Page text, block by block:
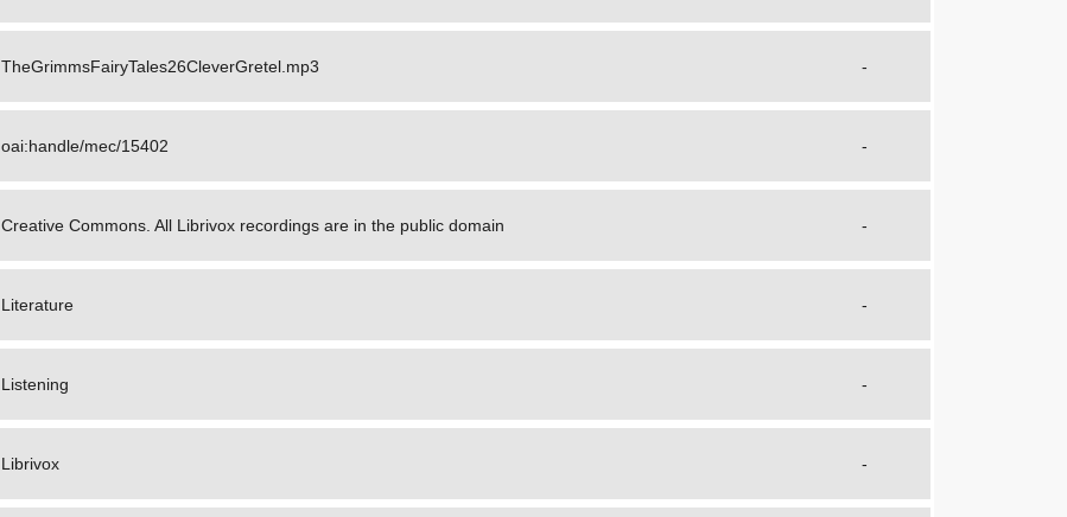
TheGrimmsFairyTales26CleverGretel.mp3 -
oai:handle/mec/15402 -
Creative Commons. All Librivox recordings are in the public domain -
Literature -
Listening -
Librivox -